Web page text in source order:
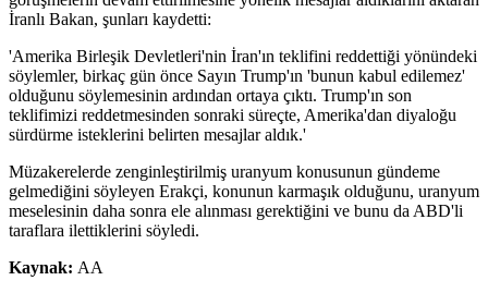
İranlı Bakan, şunları kaydetti:
'Amerika Birleşik Devletleri'nin İran'ın teklifini reddettiği yönündeki
söylemler, birkaç gün önce Sayın Trump'ın 'bunun kabul edilemez'
olduğunu söylemesinin ardından ortaya çıktı. Trump'ın son
teklifimizi reddetmesinden sonraki süreçte, Amerika'dan diyaloğu
sürdürme isteklerini belirten mesajlar aldık.'
Müzakerelerde zenginleştirilmiş uranyum konusunun gündeme
gelmediğini söyleyen Erakçi, konunun karmaşık olduğunu, uranyum
meselesinin daha sonra ele alınması gerektiğini ve bunu da ABD'li
taraflara ilettiklerini söyledi.
Kaynak: AA